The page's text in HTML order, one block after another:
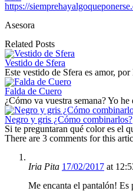
https://
Asesora
Related Posts
Vestido de Sfera
Este vestido de Sfera es amor,
Falda de Cuero
¿Cómo va vuestra semana? Yo
Negro y gris ¿Cómo combinarlos?
Si te preguntaran qué color es el
There are 3 comments for this
Iria Pita 17/02/2017 at
Me encanta el pantalón! Es